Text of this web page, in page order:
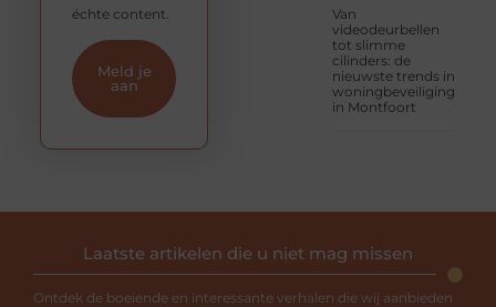
Van
videodeurbellen
tot slimme
cilinders: de
nieuwste trends in
woningbeveiliging
in Montfoort
échte content.
Meld je
aan
Laatste artikelen die u niet mag missen
Ontdek de boeiende en interessante verhalen die wij aanbieden